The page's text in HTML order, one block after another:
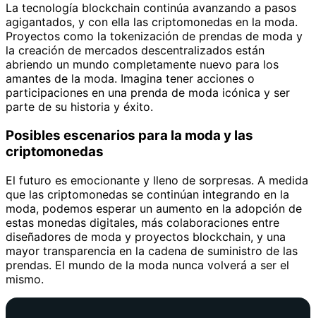
La tecnología blockchain continúa avanzando a pasos
agigantados, y con ella las criptomonedas en la moda.
Proyectos como la tokenización de prendas de moda y
la creación de mercados descentralizados están
abriendo un mundo completamente nuevo para los
amantes de la moda. Imagina tener acciones o
participaciones en una prenda de moda icónica y ser
parte de su historia y éxito.
Posibles escenarios para la moda y las
criptomonedas
El futuro es emocionante y lleno de sorpresas. A medida
que las criptomonedas se continúan integrando en la
moda, podemos esperar un aumento en la adopción de
estas monedas digitales, más colaboraciones entre
diseñadores de moda y proyectos blockchain, y una
mayor transparencia en la cadena de suministro de las
prendas. El mundo de la moda nunca volverá a ser el
mismo.